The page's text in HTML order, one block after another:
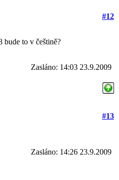
#12
bude to v češtině?
Zasláno: 14:03 23.9.2009
#13
Zasláno: 14:26 23.9.2009